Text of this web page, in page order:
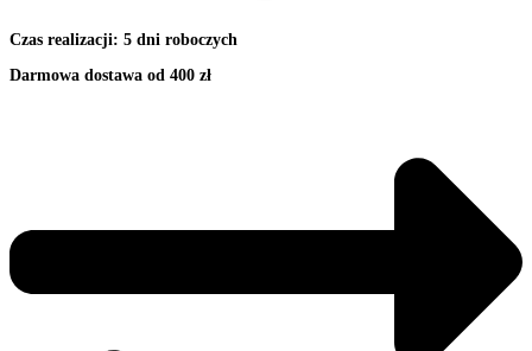
Czas realizacji: 5 dni roboczych
Darmowa dostawa od 400 zł